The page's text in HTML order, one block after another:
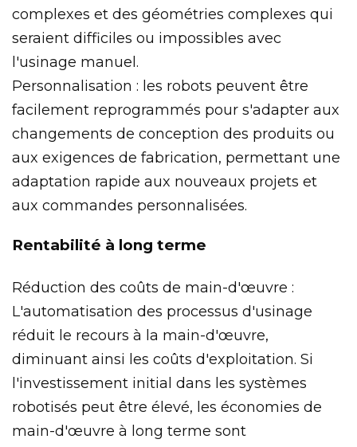
complexes et des géométries complexes qui
seraient difficiles ou impossibles avec
l'usinage manuel.
Personnalisation : les robots peuvent être
facilement reprogrammés pour s'adapter aux
changements de conception des produits ou
aux exigences de fabrication, permettant une
adaptation rapide aux nouveaux projets et
aux commandes personnalisées.
Rentabilité à long terme
Réduction des coûts de main-d'œuvre :
L'automatisation des processus d'usinage
réduit le recours à la main-d'œuvre,
diminuant ainsi les coûts d'exploitation. Si
l'investissement initial dans les systèmes
robotisés peut être élevé, les économies de
main-d'œuvre à long terme sont